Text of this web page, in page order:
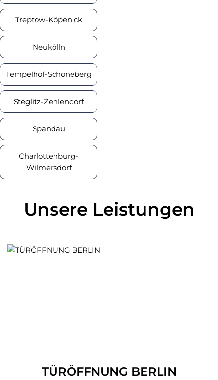
Treptow-Köpenick
Neukölln
Tempelhof-Schöneberg
Steglitz-Zehlendorf
Spandau
Charlottenburg-
Wilmersdorf
Unsere Leistungen
TÜRÖFFNUNG BERLIN